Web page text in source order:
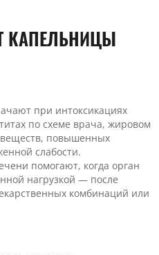
КАПЕЛЬНИЦЫ
при интоксикациях
по схеме врача, жировом
повышенных
слабости.
помогают, когда орган
нагрузкой — после
комбинаций или